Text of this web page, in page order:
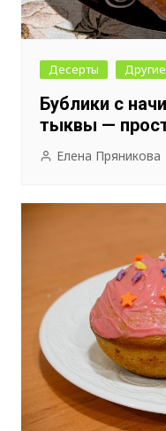
Десерты
Бублики с
тыквы —
Елена Пряникова